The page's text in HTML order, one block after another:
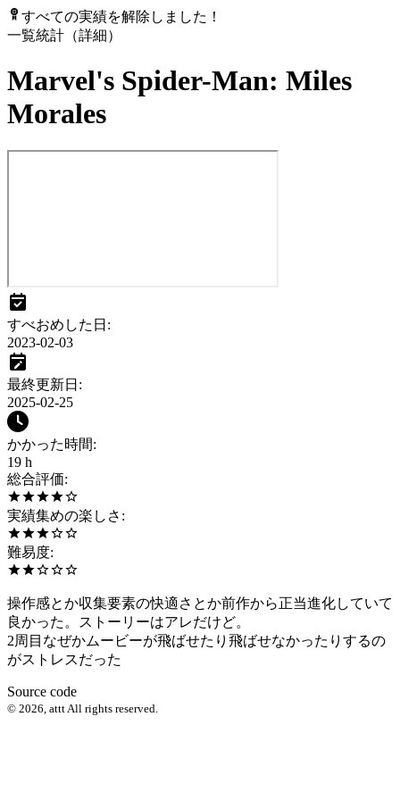
すべての実績を解除しました！
一覧統計（詳細）
Marvel's Spider-Man: Miles
Morales
すべおめした日 :
2023-02-03
最終更新日 :
2025-02-25
かかった時間:
19 h
総合評価:
実績集めの楽しさ :
難易度:
操作感とか収集要素の快適さとか前作から正当進化していて
良かった。ストーリーはアレだけど。
2周目なぜかムービーが飛ばせたり飛ばせなかったりするの
がストレスだった
Source code
© 2026 attt All rights reserved.